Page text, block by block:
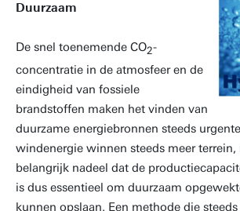
Duurzaam
De snel toenemende CO2-
concentratie in de atmosfeer en de
eindigheid van fossiele
brandstoffen maken het vinden van
duurzame energiebronnen steeds
windenergie winnen steeds meer terrein,
belangrijk nadeel dat de
is dus essentieel om duurzaam
kunnen opslaan. Een methode die